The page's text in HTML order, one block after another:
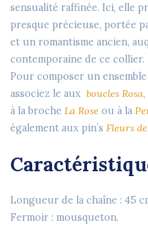
sensualité raffinée. Ici, elle
presque précieuse, portée
et un romantisme ancien,
contemporaine de ce collier.
Pour composer un ensemble
associez le aux boucles Rosa,
à la broche La Rose ou à la
également aux pin’s Fleurs
Longueur de la chaîne : 45
Fermoir : mousqueton.